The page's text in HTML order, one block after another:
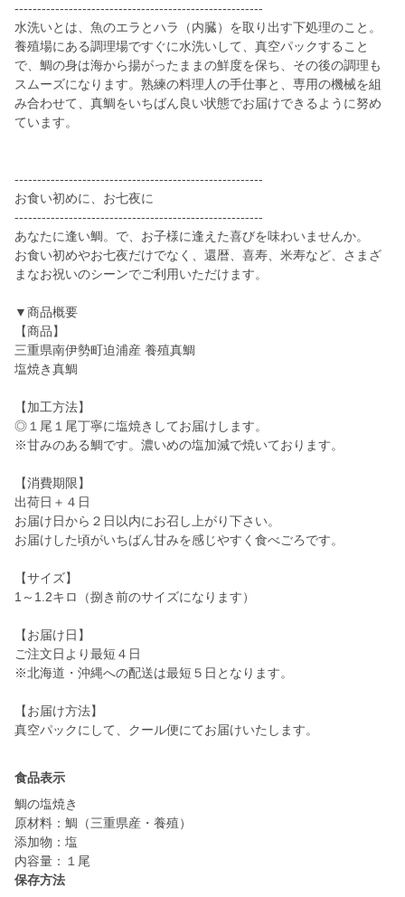
-------------------------------------------------------
水洗いとは、魚のエラとハラ（内臓）を取り出す下処理のこと。
養殖場にある調理場ですぐに水洗いして、真空パックすること
で、鯛の身は海から揚がったままの鮮度を保ち、その後の調理も
スムーズになります。熟練の料理人の手仕事と、専用の機械を組
み合わせて、真鯛をいちばん良い状態でお届けできるように努め
ています。
-------------------------------------------------------
お食い初めに、お七夜に
-------------------------------------------------------
あなたに逢い鯛。で、お子様に逢えた喜びを味わいませんか。
お食い初めやお七夜だけでなく、還暦、喜寿、米寿など、さまざ
まなお祝いのシーンでご利用いただけます。
▼商品概要
【商品】
三重県南伊勢町迫浦産 養殖真鯛
塩焼き真鯛
【加工方法】
◎１尾１尾丁寧に塩焼きしてお届けします。
※甘みのある鯛です。濃いめの塩加減で焼いております。
【消費期限】
出荷日＋４日
お届け日から２日以内にお召し上がり下さい。
お届けした頃がいちばん甘みを感じやすく食べごろです。
【サイズ】
1～1.2キロ（捌き前のサイズになります）
【お届け日】
ご注文日より最短４日
※北海道・沖縄への配送は最短５日となります。
【お届け方法】
真空パックにして、クール便にてお届けいたします。
食品表示
鯛の塩焼き
原材料：鯛（三重県産・養殖）
添加物：塩
内容量：１尾
保存方法